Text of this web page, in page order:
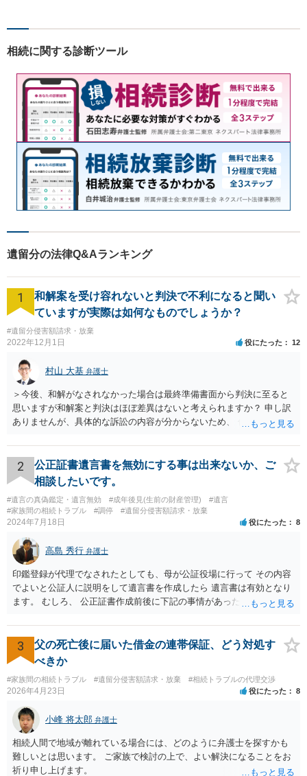
する癖をつけることを勧めて
決に繋がりますのでお気軽に
ご相談ください。
相続に関する診断ツール
遺留分の法律Q&Aランキング
1
和解案を受け容れないと判決で不利になると聞い
ていますが実際は如何なものでしょうか？
#遺留分侵害額請求・放棄
2022年12月1日 役にたった 12
村山 大基 弁護士
＞今後、和解がなされなかった場合は最終準備書面から判決に至ると
思いますが和解案と判決はほぼ差異はないと考えられますか？ 申し訳
ありませんが、具体的な訴訟の内容が分からないため、 何とも回答が
わかっている代理人弁護士に聞くか、 訴訟資料を持って面談相談に行
ってみましょう。 その上で、一般論として回答するなら、和解案と判
決は（ケースによって程度の差はあっても）食い違うことが多いで
す。 金額は適当ですが、例えば判決で１００万円支払え、という結論
になりそうな場合、 そのまま１００万円を和解案として提示しても、
判決と変わらないなら払う側としてはあまり和解に応じようという気
のまま判決で１００万円支払いとなるより、７０万円でまとめた方が
マシ」ということで、 合意の可能性が出てきます。 応じるかどうか
は、判決になったらどうなりそうか、という点についての検討が不可
欠ですので、 初めに述べた通り、代理人と相談するか、資料を持って
面談相談に行ってみることをお勧めします。
2
公正証書遺言書を無効にする事は出来ないか、ご
相談したいです。
#遺言の真偽鑑定・遺言無効 #成年後見(生前の財産管理)
#遺言
#家族間の相続トラブル
#調停 #遺留分侵害額請求・放棄
2024年7月18日 役にたった 8
高島 秀行 弁護士
印鑑登録が代理でなされたとしても、母が公証役場に行って その内容
でよいと公証人に説明をして遺言書を作成したら 遺言書は有効となり
ます。 むしろ、 公正証書作成前後に下記の事情があったことが証明で
月に携帯が新しくなった母からの第一声は「ここにいたら殺される」
「面会に来てくれ」で、長男に聞くと「面会は出来ない。俺は携帯電
話の使い方を教える為に会っている」「母の話は聞かなくて良い」と
電話が切れました。その後の電話でも「食事に毒が入っている」「体
にチップが埋められている」等、おかしかったです。 当時の診療記
録、介護認定の資料、介護記録を取得して 弁護士に面談で相談された
方がよいと思います。
3
父の死亡後に届いた借金の連帯保証、どう対処す
べきか
#家族間の相続トラブル #遺留分侵害額請求・放棄 #相続トラブルの代理交渉
2026年4月23日 役にたった 8
小峰 将太郎 弁護士
相続人間で地域が離れている場合には、どのように弁護士を探すかも
難しいとは思います。 ご家族で検討の上で、よい解決になることをお
祈り申し上げます。